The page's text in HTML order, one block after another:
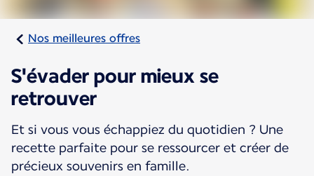
Nos meilleures offres
S'évader pour mieux se
retrouver
Et si vous vous échappiez du quotidien ? Une
recette parfaite pour se ressourcer et créer de
précieux souvenirs en famille.